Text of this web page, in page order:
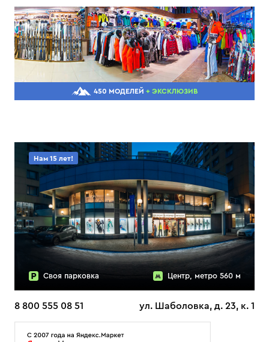
450 МОДЕЛЕЙ + ЭКСКЛЮЗИВ
Нам 15 лет!
Своя парковка Центр, метро 560 м
8 800 555 08 51 ул. Шаболовка, д. 23, к. 1